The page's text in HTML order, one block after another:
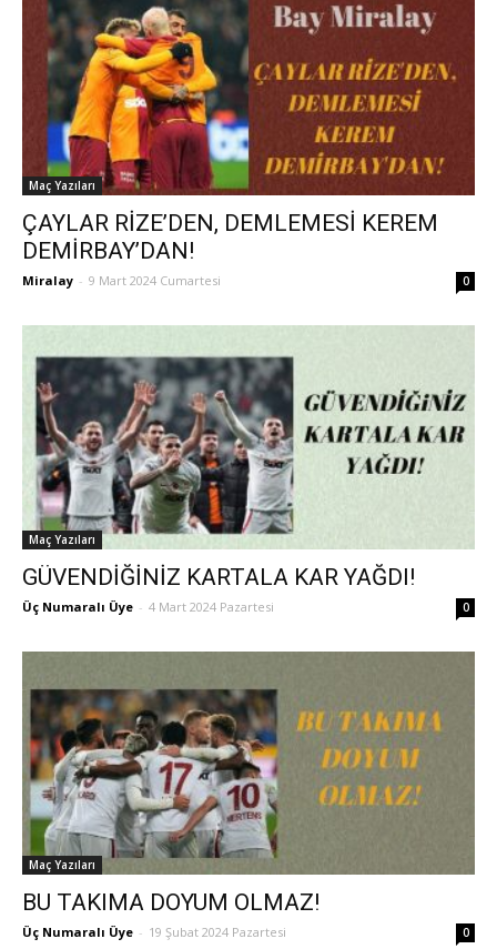
Maç Yazıları
ÇAYLAR RİZE’DEN, DEMLEMESİ KEREM
DEMİRBAY’DAN!
Miralay - 9 Mart 2024 Cumartesi 0
Maç Yazıları
GÜVENDİĞİNİZ KARTALA KAR YAĞDI!
Üç Numaralı Üye - 4 Mart 2024 Pazartesi 0
Maç Yazıları
BU TAKIMA DOYUM OLMAZ!
Üç Numaralı Üye - 19 Şubat 2024 Pazartesi 0